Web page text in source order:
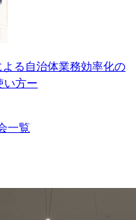
よる自治体業務効率化の
方ー
一覧